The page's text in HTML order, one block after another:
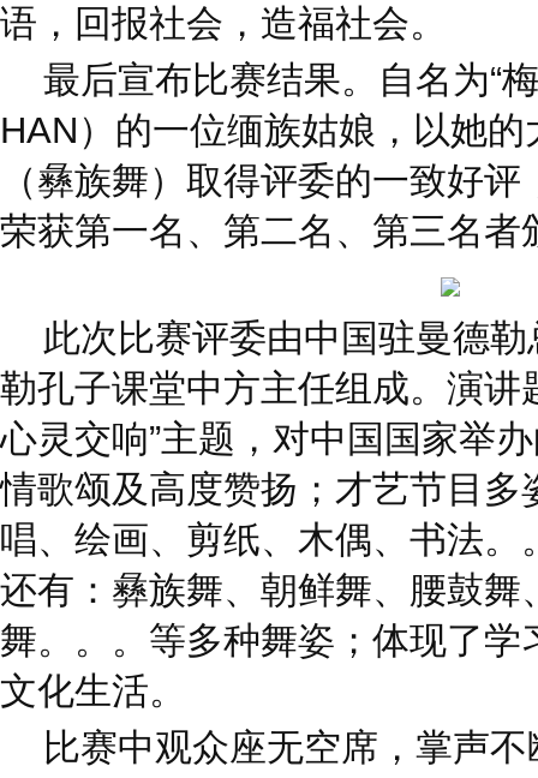
语，回报社会，造福社会。
最后宣布比赛结果。自名为“
HAN）的一位缅族姑娘，以她
（彝族舞）取得评委的一致好
荣获第一名、第二名、第三名者
此次比赛评委由中国驻曼德勒
勒孔子课堂中方主任组成。演讲
心灵交响”主题，对中国国家举
情歌颂及高度赞扬；才艺节目多
唱、绘画、剪纸、木偶、书法
还有：彝族舞、朝鲜舞、腰鼓舞
舞。。。等多种舞姿；体现了
文化生活。
比赛中观众座无空席，掌声不